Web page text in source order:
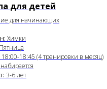
для детей
для начинающих
Химки
Пятница
18:00-18:45 (4 тренировки в месяц)
набирается
3-6 лет